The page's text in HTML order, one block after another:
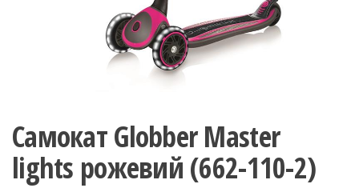
Самокат Globber Master
lights рожевий (662-110-2)